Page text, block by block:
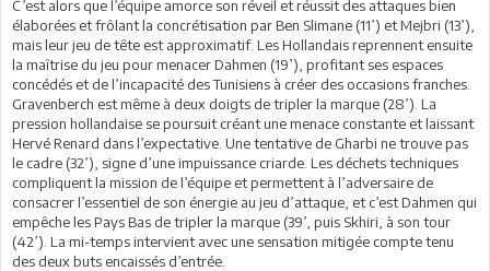
C’est alors que l’équipe amorce son réveil et réussit des attaques bien
élaborées et frôlant la concrétisation par Ben Slimane (11’) et Mejbri (13’),
mais leur jeu de tête est approximatif. Les Hollandais reprennent ensuite
la maîtrise du jeu pour menacer Dahmen (19’), profitant ses espaces
concédés et de l’incapacité des Tunisiens à créer des occasions franches.
Gravenberch est même à deux doigts de tripler la marque (28’). La
pression hollandaise se poursuit créant une menace constante et laissant
Hervé Renard dans l’expectative. Une tentative de Gharbi ne trouve pas
le cadre (32’), signe d’une impuissance criarde. Les déchets techniques
compliquent la mission de l’équipe et permettent à l’adversaire de
consacrer l’essentiel de son énergie au jeu d’attaque, et c’est Dahmen qui
empêche les Pays Bas de tripler la marque (39’, puis Skhiri, à son tour
(42’). La mi-temps intervient avec une sensation mitigée compte tenu
des deux buts encaissés d’entrée.